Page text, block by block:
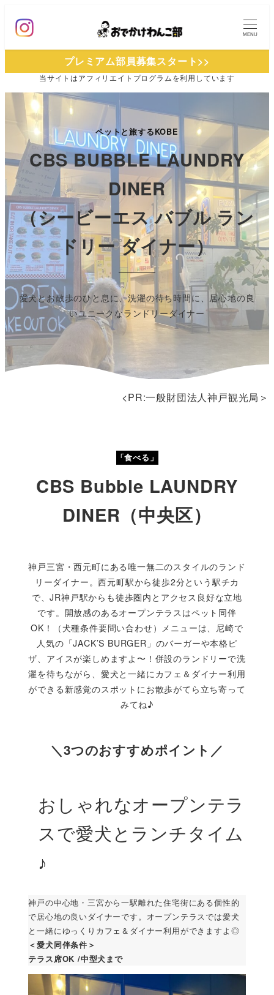
ン
テ
へ
移
動
MENU
プレミアム部員募集スタート>>
当サイトはアフィリエイトプログラムを利用しています
ペットと旅するKOBE
CBS BUBBLE LAUNDRY
DINER
（シービーエス バブル ラン
ドリー ダイナー）
愛犬とお散歩のひと息に、洗濯の待ち時間に、居心地の良
いユニークなランドリーダイナー
<PR:一般財団法人神戸観光局＞
「食べる」
CBS Bubble LAUNDRY
DINER（中央区）
神戸三宮・西元町にある唯一無二のスタイルのランド
リーダイナー。西元町駅から徒歩2分という駅チカ
で、JR神戸駅からも徒歩圏内とアクセス良好な立地
です。開放感のあるオープンテラスはペット同伴
OK！（犬種条件要問い合わせ）メニューは、尼崎で
人気の「JACK’S BURGER」のバーガーや本格ピ
ザ、アイスが楽しめますよ〜！併設のランドリーで洗
濯を待ちながら、愛犬と一緒にカフェ＆ダイナー利用
ができる新感覚のスポットにお散歩がてら立ち寄って
みてね♪
＼3つのおすすめポイント／
おしゃれなオープンテラ
スで愛犬とランチタイム
♪
神戸の中心地・三宮から一駅離れた住宅街にある個性的
で居心地の良いダイナーです。オープンテラスでは愛犬
と一緒にゆっくりカフェ＆ダイナー利用ができますよ◎
＜愛犬同伴条件＞
テラス席OK /中型犬まで